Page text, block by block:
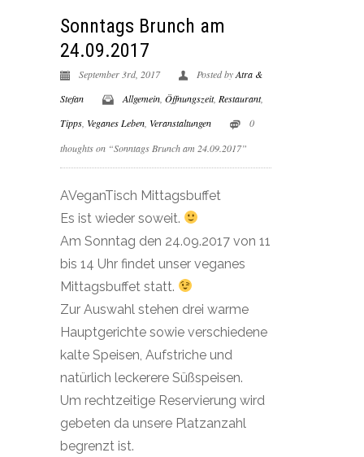
Sonntags Brunch am
24.09.2017
September 3rd, 2017 Posted byAtra &
Stefan
Allgemein Öffnungszeit, Restaurant,
Tipps, Veganes Leben, Veranstaltungen
0
thoughts on “Sonntags Brunch am 24.09.2017”
AVeganTisch Mittagsbuffet
Es ist wieder soweit.
Am Sonntag den 24.09.2017 von 11
bis 14 Uhr findet unser veganes
Mittagsbuffet statt.
Zur Auswahl stehen drei warme
Hauptgerichte sowie verschiedene
kalte Speisen, Aufstriche und
natürlich leckerere Süßspeisen.
Um rechtzeitige Reservierung wird
gebeten da unsere Platzanzahl
begrenzt ist.